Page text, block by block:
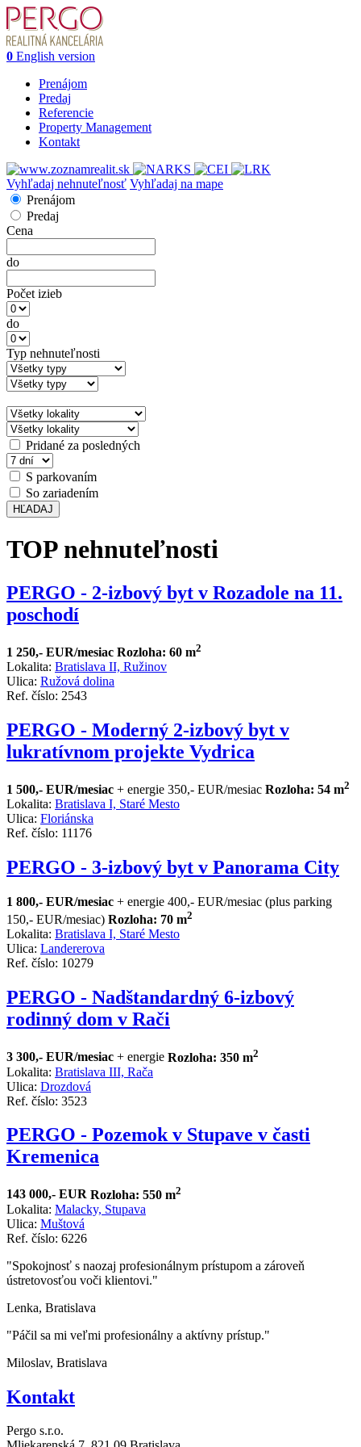
0 English version
Prenájom
Predaj
Referencie
Property Management
Kontakt
Vyhľadaj nehnuteľnosť Vyhľadaj na mape
Prenájom
Predaj
Cena
do
Počet izieb
do
Typ nehnuteľnosti
Pridané za posledných
S parkovaním
So zariadením
HĽADAJ
TOP nehnuteľnosti
PERGO - 2-izbový byt v Rozadole na 11.
poschodí
1 250,- EUR/mesiac Rozloha: 60 m2
Lokalita: Bratislava II, Ružinov
Ulica: Ružová dolina
Ref. číslo: 2543
PERGO - Moderný 2-izbový byt v
lukratívnom projekte Vydrica
1 500,- EUR/mesiac + energie 350,- EUR/mesiac Rozloha: 54 m2
Lokalita: Bratislava I, Staré Mesto
Ulica: Floriánska
Ref. číslo: 11176
PERGO - 3-izbový byt v Panorama City
1 800,- EUR/mesiac + energie 400,- EUR/mesiac (plus parking
150,- EUR/mesiac) Rozloha: 70 m2
Lokalita: Bratislava I, Staré Mesto
Ulica: Landererova
Ref. číslo: 10279
PERGO - Nadštandardný 6-izbový
rodinný dom v Rači
3 300,- EUR/mesiac + energie Rozloha: 350 m2
Lokalita: Bratislava III, Rača
Ulica: Drozdová
Ref. číslo: 3523
PERGO - Pozemok v Stupave v časti
Kremenica
143 000,- EUR Rozloha: 550 m2
Lokalita: Malacky, Stupava
Ulica: Muštová
Ref. číslo: 6226
"Spokojnosť s naozaj profesionálnym prístupom a zároveň
ústretovosťou voči klientovi."
Lenka, Bratislava
"Páčil sa mi veľmi profesionálny a aktívny prístup."
Miloslav, Bratislava
Kontakt
Pergo s.r.o.